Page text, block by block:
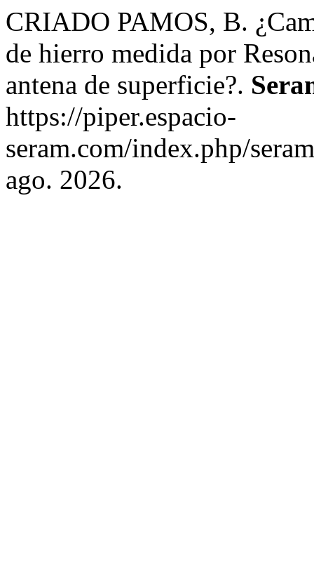
CRIADO PAMOS, B.
de hierro medida por
antena de superficie?.
https://piper.espacio-
seram.com/index.php/
ago. 2026.